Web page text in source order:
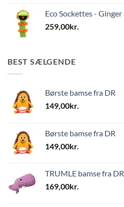
Eco Sockettes - Ginger
259,00kr.
BEST SÆLGENDE
Børste bamse fra DR
149,00kr.
Børste bamse fra DR
149,00kr.
TRUMLE bamse fra DR
169,00kr.